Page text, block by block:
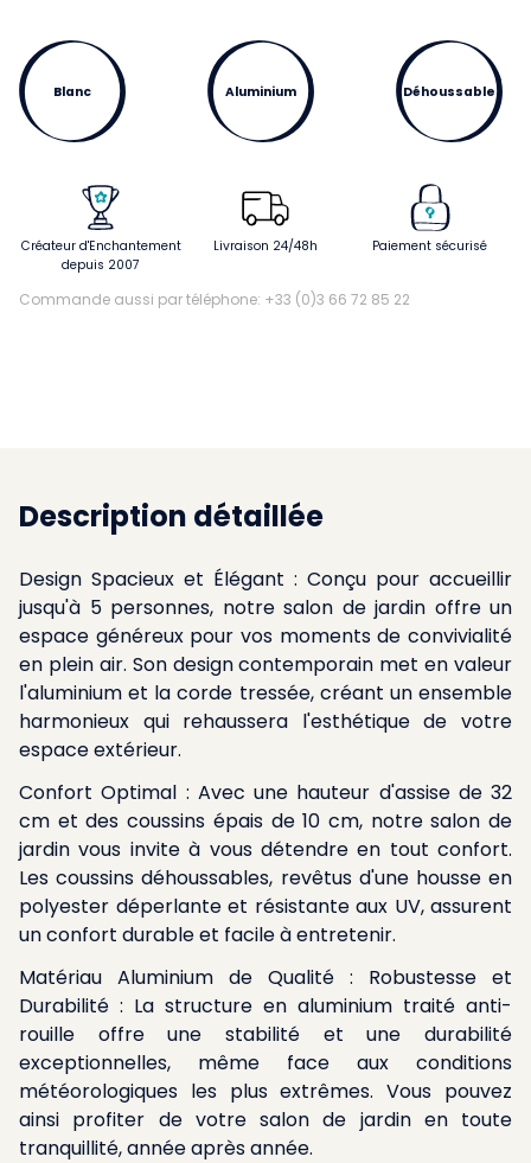
Blanc Aluminium Déhoussable
Créateur d'Enchantement
depuis 2007
Livraison 24/48h Paiement sécurisé
Commande aussi par téléphone: +33 (0)3 66 72 85 22
Description détaillée
Design Spacieux et Élégant : Conçu pour accueillir
jusqu'à 5 personnes, notre salon de jardin offre un
espace généreux pour vos moments de convivialité
en plein air. Son design contemporain met en valeur
l'aluminium et la corde tressée, créant un ensemble
harmonieux qui rehaussera l'esthétique de votre
espace extérieur.
Confort Optimal : Avec une hauteur d'assise de 32
cm et des coussins épais de 10 cm, notre salon de
jardin vous invite à vous détendre en tout confort.
Les coussins déhoussables, revêtus d'une housse en
polyester déperlante et résistante aux UV, assurent
un confort durable et facile à entretenir.
Matériau Aluminium de Qualité : Robustesse et
Durabilité : La structure en aluminium traité anti-
rouille offre une stabilité et une durabilité
exceptionnelles, même face aux conditions
météorologiques les plus extrêmes. Vous pouvez
ainsi profiter de votre salon de jardin en toute
tranquillité, année après année.